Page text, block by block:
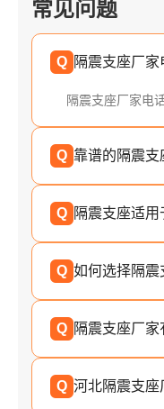
常见问题
Q 隔震支座厂家
隔震支座厂家电
Q 靠谱的隔震支
Q 隔震支座适用
Q 如何选择隔震
Q 隔震支座厂家
Q 河北隔震支座